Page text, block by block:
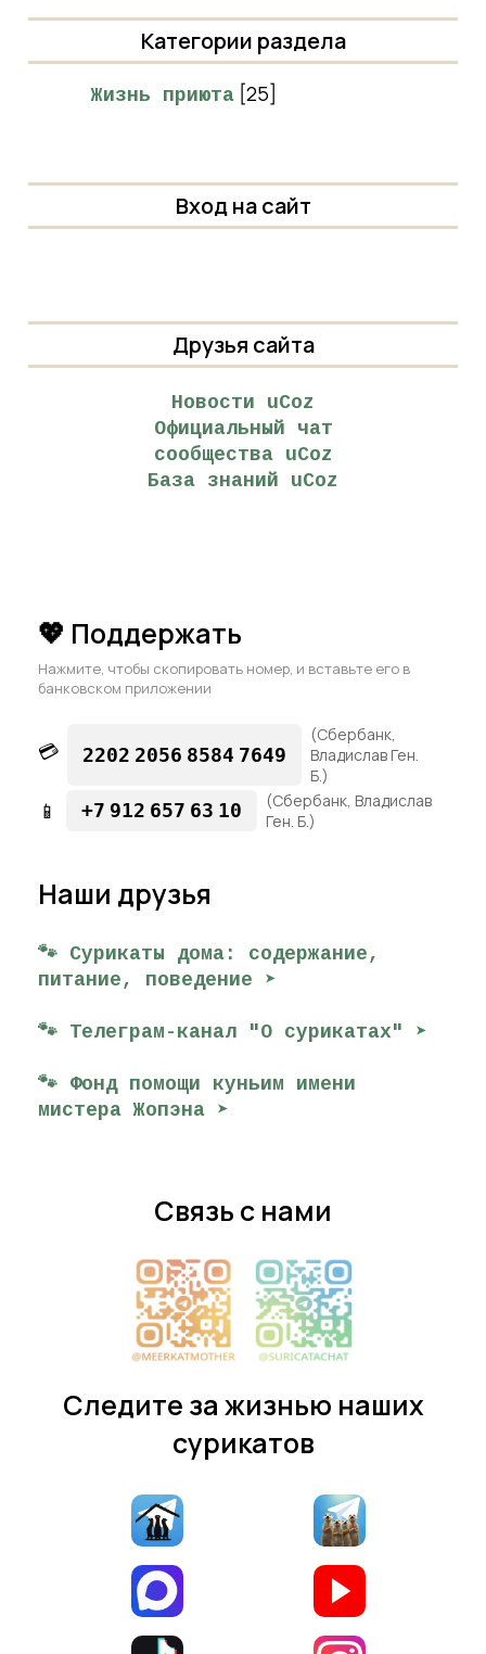
Категории раздела
Жизнь приюта [25]
Вход на сайт
Друзья сайта
Новости uCoz
Официальный чат
сообщества uCoz
База знаний uCoz
💖 Поддержать
Нажмите, чтобы скопировать номер, и вставьте его в
банковском приложении
💳 2202 2056 8584 7649
(Сбербанк,
Владислав Ген.
Б.)
📱 +7 912 657 63 10
(Сбербанк, Владислав
Ген. Б.)
Наши друзья
🐾 Сурикаты дома: содержание,
питание, поведение ➤
🐾 Телеграм-канал "О сурикатах" ➤
🐾 Фонд помощи куньим имени
мистера Жопэна ➤
Связь с нами
Следите за жизнью наших
сурикатов